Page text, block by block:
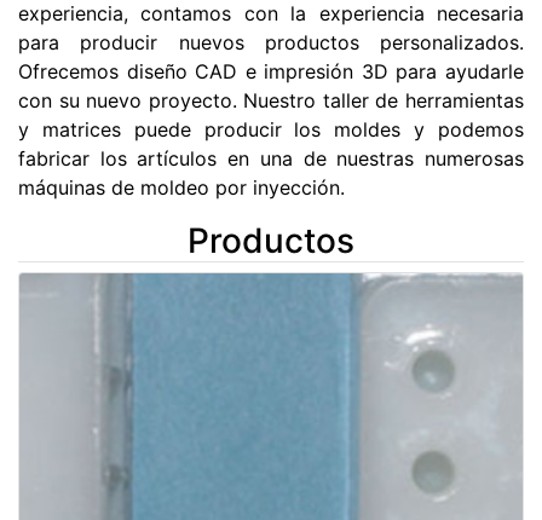
experiencia, contamos con la experiencia necesaria
para producir nuevos productos personalizados.
Ofrecemos diseño CAD e impresión 3D para ayudarle
con su nuevo proyecto. Nuestro taller de herramientas
y matrices puede producir los moldes y podemos
fabricar los artículos en una de nuestras numerosas
máquinas de moldeo por inyección.
Productos